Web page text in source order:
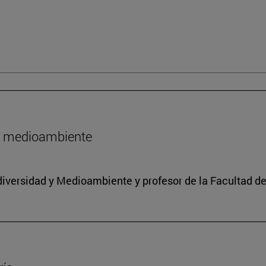
medioambiente
y Medioambiente y profesor de la Facultad